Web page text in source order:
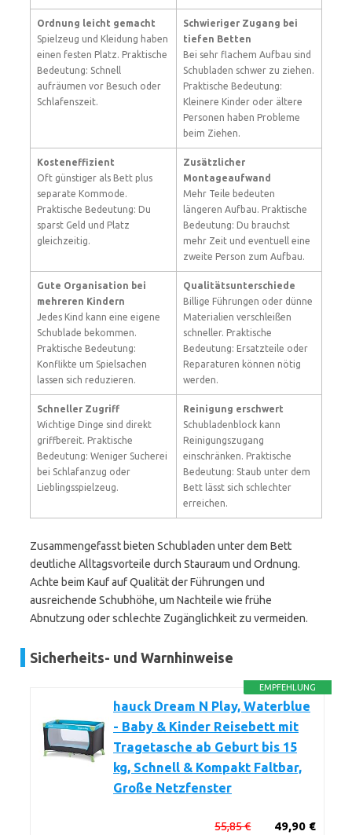
Ordnung leicht gemacht
Spielzeug und Kleidung haben
einen festen Platz. Praktische
Bedeutung: Schnell
aufräumen vor Besuch oder
Schlafenszeit.
Schwieriger Zugang bei
tiefen Betten
Bei sehr flachem Aufbau sind
Schubladen schwer zu ziehen.
Praktische Bedeutung:
Kleinere Kinder oder ältere
Personen haben Probleme
beim Ziehen.
Kosteneffizient
Oft günstiger als Bett plus
separate Kommode.
Praktische Bedeutung: Du
sparst Geld und Platz
gleichzeitig.
Zusätzlicher
Montageaufwand
Mehr Teile bedeuten
längeren Aufbau. Praktische
Bedeutung: Du brauchst
mehr Zeit und eventuell eine
zweite Person zum Aufbau.
Gute Organisation bei
mehreren Kindern
Jedes Kind kann eine eigene
Schublade bekommen.
Praktische Bedeutung:
Konflikte um Spielsachen
lassen sich reduzieren.
Qualitätsunterschiede
Billige Führungen oder dünne
Materialien verschleißen
schneller. Praktische
Bedeutung: Ersatzteile oder
Reparaturen können nötig
werden.
Schneller Zugriff
Wichtige Dinge sind direkt
griffbereit. Praktische
Bedeutung: Weniger Sucherei
bei Schlafanzug oder
Lieblingsspielzeug.
Reinigung erschwert
Schubladenblock kann
Reinigungszugang
einschränken. Praktische
Bedeutung: Staub unter dem
Bett lässt sich schlechter
erreichen.
Zusammengefasst bieten Schubladen unter dem Bett
deutliche Alltagsvorteile durch Stauraum und Ordnung.
Achte beim Kauf auf Qualität der Führungen und
ausreichende Schubhöhe, um Nachteile wie frühe
Abnutzung oder schlechte Zugänglichkeit zu vermeiden.
Sicherheits- und Warnhinweise
EMPFEHLUNG
hauck Dream N Play, Waterblue
- Baby & Kinder Reisebett mit
Tragetasche ab Geburt bis 15
kg, Schnell & Kompakt Faltbar,
Große Netzfenster
49,90 €
55,85 €